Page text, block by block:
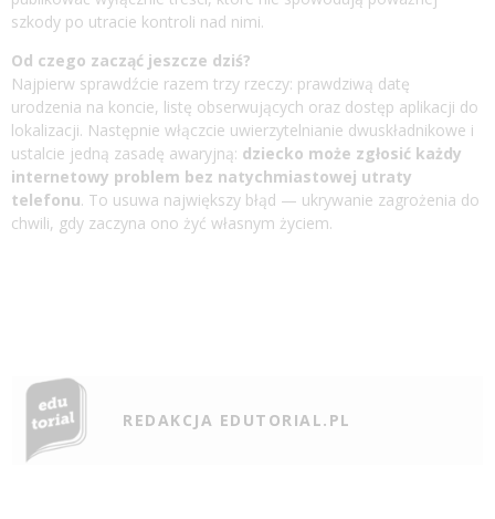
szkody po utracie kontroli nad nimi.
Od czego zacząć jeszcze dziś?
Najpierw sprawdźcie razem trzy rzeczy: prawdziwą datę
urodzenia na koncie, listę obserwujących oraz dostęp aplikacji do
lokalizacji. Następnie włączcie uwierzytelnianie dwuskładnikowe i
ustalcie jedną zasadę awaryjną: dziecko może zgłosić każdy
internetowy problem bez natychmiastowej utraty
telefonu. To usuwa największy błąd — ukrywanie zagrożenia do
chwili, gdy zaczyna ono żyć własnym życiem.
REDAKCJA EDUTORIAL.PL